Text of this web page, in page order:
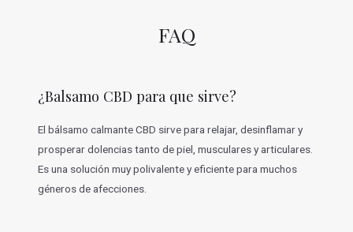
i
o
e
s
FAQ
¿Balsamo CBD para que sirve?
El bálsamo calmante CBD sirve para relajar, desinflamar y
prosperar dolencias tanto de piel, musculares y articulares.
Es una solución muy polivalente y eficiente para muchos
géneros de afecciones.